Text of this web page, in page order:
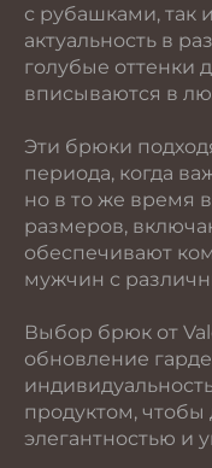
с рубашками, так
актуальность в
голубые оттенки
вписываются в
Эти брюки
периода, когда
но в то же время
размеров,
обеспечивают
мужчин с
Выбор брюк от
обновление
продуктом, чтобы
элегантностью и